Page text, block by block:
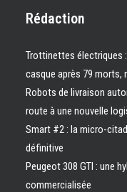
Rédaction
Trottinettes électriques
casque après 79 morts,
Robots de livraison
route à une nouvelle
Smart #2 : la micro-
définitive
Peugeot 308 GTI : une
commercialisée